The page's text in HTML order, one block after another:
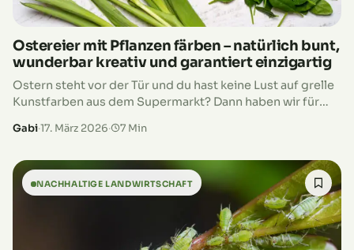
Ostereier mit Pflanzen färben – natürlich bunt,
wunderbar kreativ und garantiert einzigartig
Ostern steht vor der Tür und du hast keine Lust auf grelle
Kunstfarben aus dem Supermarkt? Dann haben wir für
Gabi·17. März 2026· 7 Min
NACHHALTIGE LANDWIRTSCHAFT